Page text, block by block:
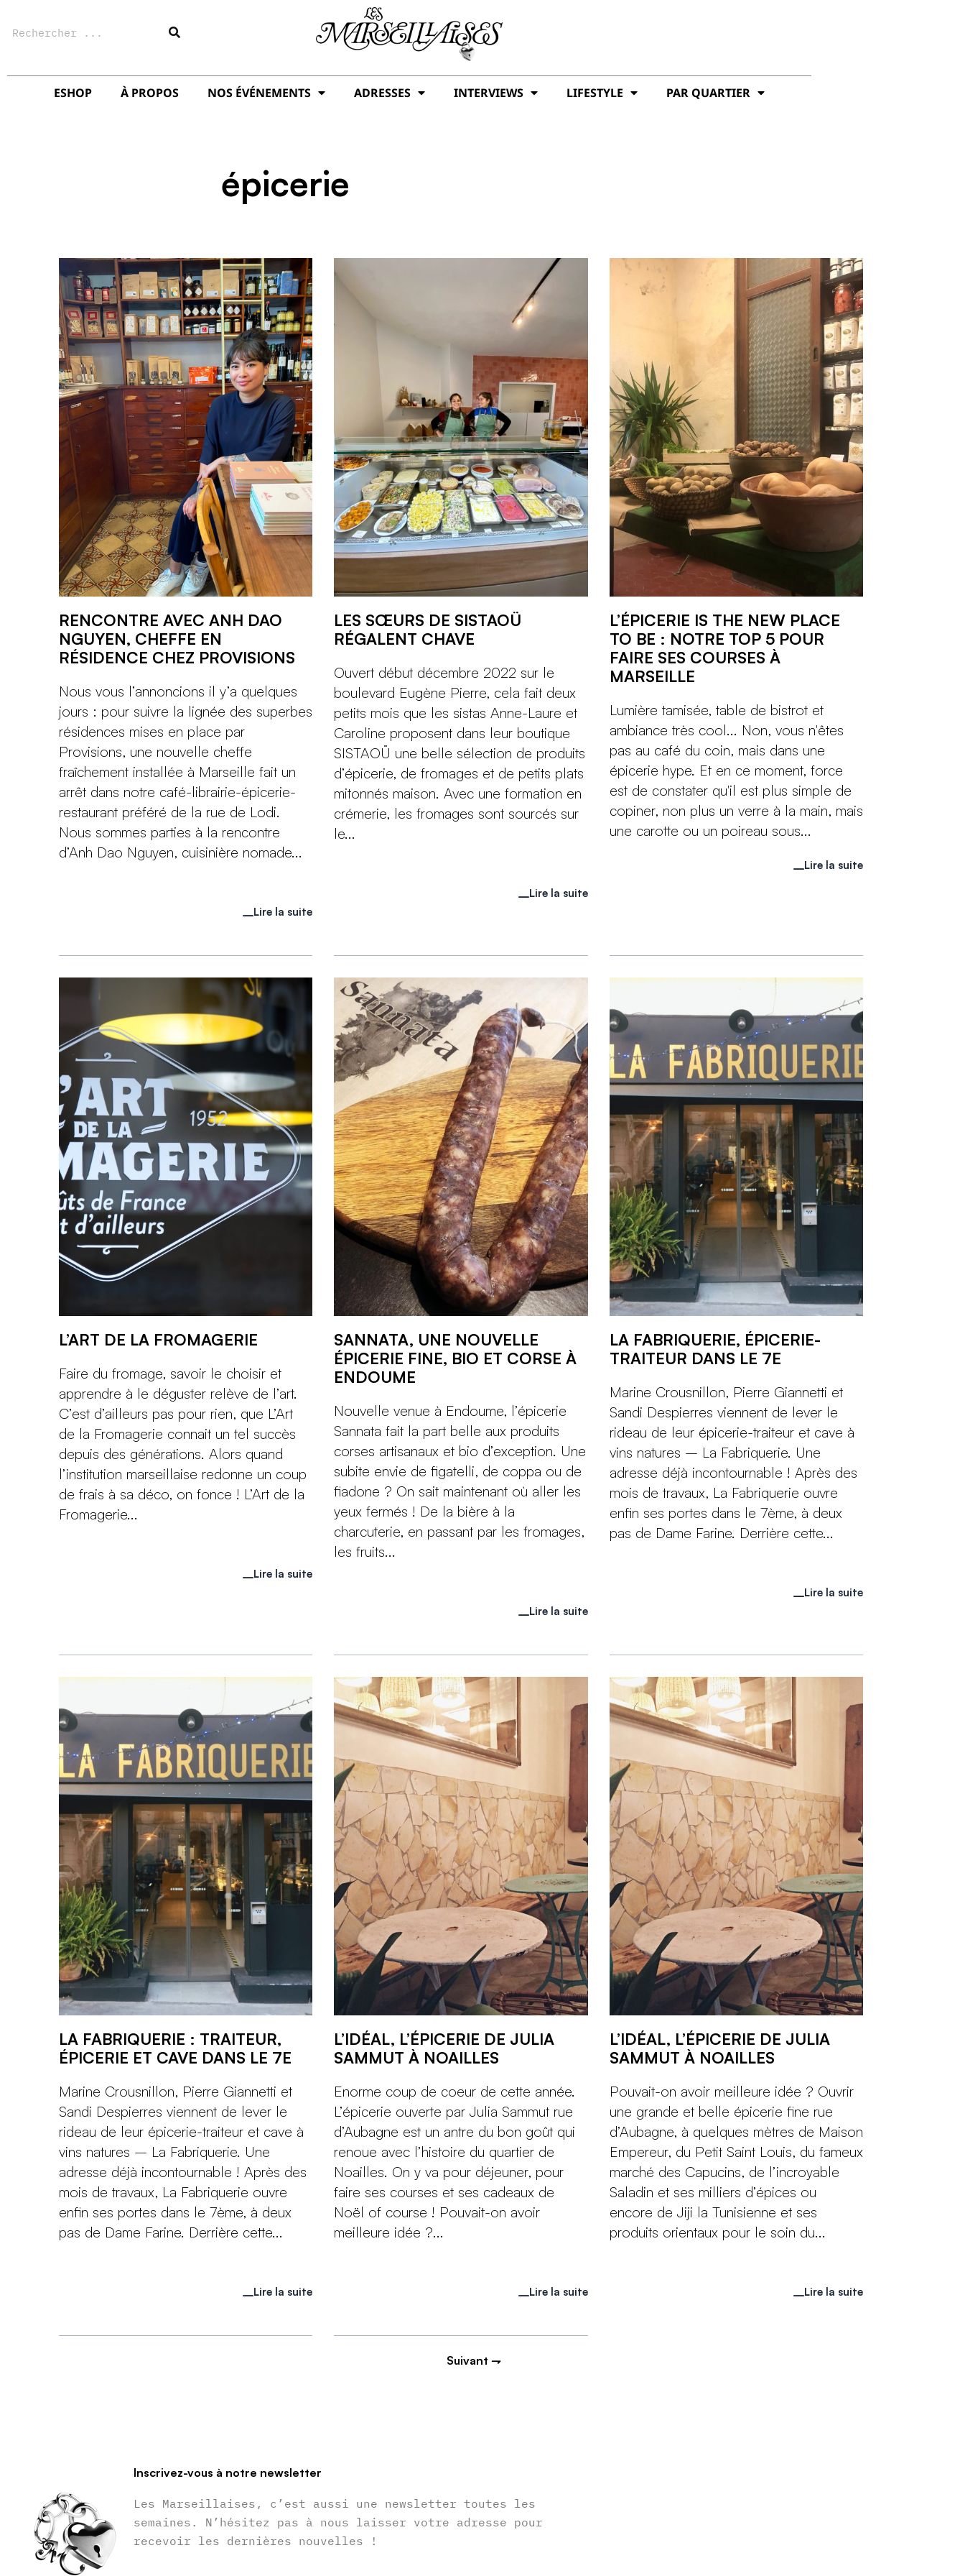
ESHOP À PROPOS NOS ÉVÉNEMENTS ADRESSES INTERVIEWS LIFESTYLE PAR QUARTIER
épicerie
RENCONTRE AVEC ANH DAO
NGUYEN, CHEFFE EN
RÉSIDENCE CHEZ PROVISIONS
Nous vous l’annoncions il y’a quelques
jours : pour suivre la lignée des superbes
résidences mises en place par
Provisions, une nouvelle cheffe
fraîchement installée à Marseille fait un
arrêt dans notre café-librairie-épicerie-
restaurant préféré de la rue de Lodi.
Nous sommes parties à la rencontre
d’Anh Dao Nguyen, cuisinière nomade...
Lire la suite
LES SŒURS DE SISTAOÜ
RÉGALENT CHAVE
Ouvert début décembre 2022 sur le
boulevard Eugène Pierre, cela fait deux
petits mois que les sistas Anne-Laure et
Caroline proposent dans leur boutique
SISTAOÜ une belle sélection de produits
d’épicerie, de fromages et de petits plats
mitonnés maison. Avec une formation en
crémerie, les fromages sont sourcés sur
le...
Lire la suite
L’ÉPICERIE IS THE NEW PLACE
TO BE : NOTRE TOP 5 POUR
FAIRE SES COURSES À
MARSEILLE
Lumière tamisée, table de bistrot et
ambiance très cool... Non, vous n'êtes
pas au café du coin, mais dans une
épicerie hype. Et en ce moment, force
est de constater qu'il est plus simple de
copiner, non plus un verre à la main, mais
une carotte ou un poireau sous...
Lire la suite
L’ART DE LA FROMAGERIE
Faire du fromage, savoir le choisir et
apprendre à le déguster relève de l’art.
C’est d’ailleurs pas pour rien, que L’Art
de la Fromagerie connait un tel succès
depuis des générations. Alors quand
l’institution marseillaise redonne un coup
de frais à sa déco, on fonce ! L’Art de la
Fromagerie...
Lire la suite
SANNATA, UNE NOUVELLE
ÉPICERIE FINE, BIO ET CORSE À
ENDOUME
Nouvelle venue à Endoume, l’épicerie
Sannata fait la part belle aux produits
corses artisanaux et bio d’exception. Une
subite envie de figatelli, de coppa ou de
fiadone ? On sait maintenant où aller les
yeux fermés ! De la bière à la
charcuterie, en passant par les fromages,
les fruits...
Lire la suite
LA FABRIQUERIE, ÉPICERIE-
TRAITEUR DANS LE 7E
Marine Crousnillon, Pierre Giannetti et
Sandi Despierres viennent de lever le
rideau de leur épicerie-traiteur et cave à
vins natures – La Fabriquerie. Une
adresse déjà incontournable ! Après des
mois de travaux, La Fabriquerie ouvre
enfin ses portes dans le 7ème, à deux
pas de Dame Farine. Derrière cette...
Lire la suite
LA FABRIQUERIE : TRAITEUR,
ÉPICERIE ET CAVE DANS LE 7E
Marine Crousnillon, Pierre Giannetti et
Sandi Despierres viennent de lever le
rideau de leur épicerie-traiteur et cave à
vins natures – La Fabriquerie. Une
adresse déjà incontournable ! Après des
mois de travaux, La Fabriquerie ouvre
enfin ses portes dans le 7ème, à deux
pas de Dame Farine. Derrière cette...
Lire la suite
L’IDÉAL, L’ÉPICERIE DE JULIA
SAMMUT À NOAILLES
Enorme coup de coeur de cette année.
L’épicerie ouverte par Julia Sammut rue
d’Aubagne est un antre du bon goût qui
renoue avec l’histoire du quartier de
Noailles. On y va pour déjeuner, pour
faire ses courses et ses cadeaux de
Noël of course ! Pouvait-on avoir
meilleure idée ?...
Lire la suite
L’IDÉAL, L’ÉPICERIE DE JULIA
SAMMUT À NOAILLES
Pouvait-on avoir meilleure idée ? Ouvrir
une grande et belle épicerie fine rue
d’Aubagne, à quelques mètres de Maison
Empereur, du Petit Saint Louis, du fameux
marché des Capucins, de l’incroyable
Saladin et ses milliers d’épices ou
encore de Jiji la Tunisienne et ses
produits orientaux pour le soin du...
Lire la suite
Suivant ⇁
Inscrivez-vous à notre newsletter
Les Marseillaises, c’est aussi une newsletter toutes les
semaines. N’hésitez pas à nous laisser votre adresse pour
recevoir les dernières nouvelles !